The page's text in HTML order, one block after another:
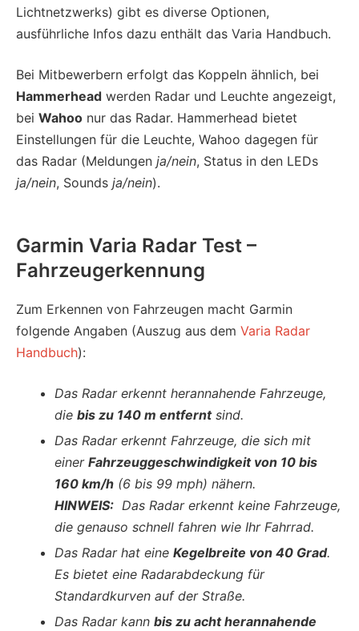
Lichtnetzwerks) gibt es diverse Optionen,
ausführliche Infos dazu enthält das Varia Handbuch.
Bei Mitbewerbern erfolgt das Koppeln ähnlich, bei
Hammerhead werden Radar und Leuchte angezeigt,
bei Wahoo nur das Radar. Hammerhead bietet
Einstellungen für die Leuchte, Wahoo dagegen für
das Radar (Meldungen ja/nein, Status in den LEDs
ja/nein, Sounds ja/nein).
Garmin Varia Radar Test –
Fahrzeugerkennung
Zum Erkennen von Fahrzeugen macht Garmin
folgende Angaben (Auszug aus dem Varia Radar
Handbuch):
Das Radar erkennt herannahende Fahrzeuge,
die bis zu 140 m entferntsind.
Das Radar erkennt Fahrzeuge, die sich mit
einer Fahrzeuggeschwindigkeit von 10 bis
160 km/h (6 bis 99 mph) nähern.
HINWEIS: Das Radar erkennt keine Fahrzeuge,
die genauso schnell fahren wie Ihr Fahrrad.
Das Radar hat eine Kegelbreite von 40 Grad.
Es bietet eine Radarabdeckung für
Standardkurven auf der Straße.
Das Radar kann bis zu acht herannahende